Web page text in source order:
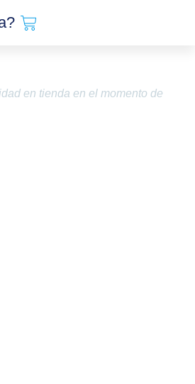
Carrito
en tienda en el momento de